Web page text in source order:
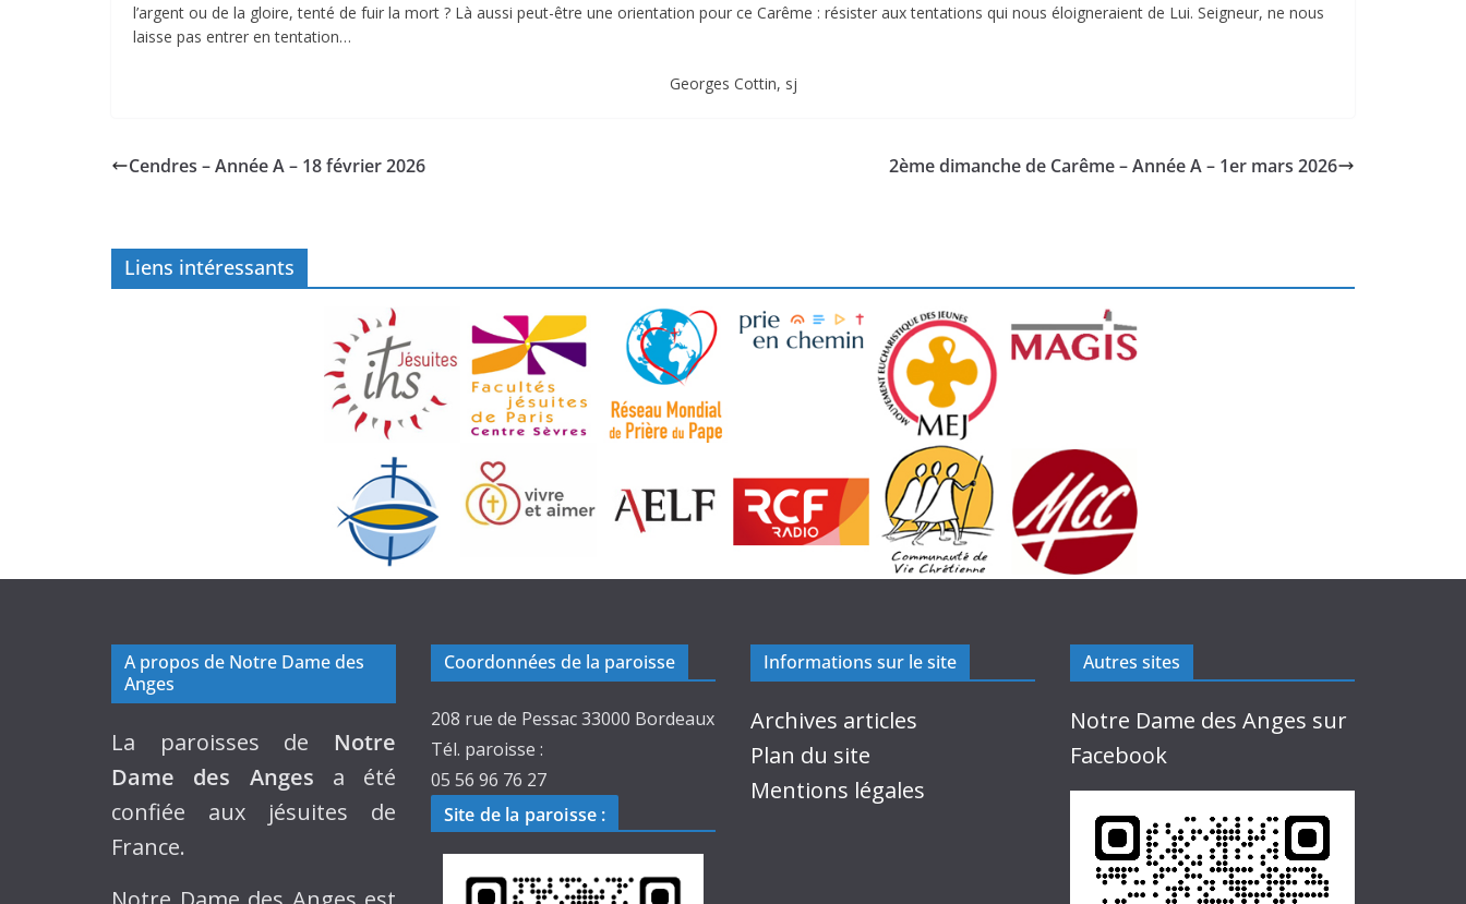
l’argent ou de la gloire, tenté de fuir la mort ? Là aussi peut-être une orientation pour ce Carême : résister aux tentations qui nous éloigneraient de Lui. Seigneur, ne nous
laisse pas entrer en tentation…
Georges Cottin, sj
Cendres – Année A – 18 février 2026 2ème dimanche de Carême – Année A – 1er mars 2026
Liens intéressants
A propos de Notre Dame des
Anges
La paroisses de Notre
Dame des Anges a été
confiée aux jésuites de
France.
Coordonnées de la paroisse
208 rue de Pessac 33000 Bordeaux
Tél. paroisse :
05 56 96 76 27
Site de la paroisse :
Informations sur le site
Archives articles
Plan du site
Mentions légales
Autres sites
Notre Dame des Anges sur
Facebook